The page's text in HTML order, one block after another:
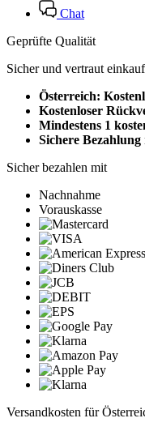
Chat
Geprüfte Qualität
Sicher und vertraut
Österreich:
Kostenloser
Mindestens 1
Sichere Bezahlung
Sicher bezahlen mit
Nachnahme
Vorauskasse
Versandkosten für